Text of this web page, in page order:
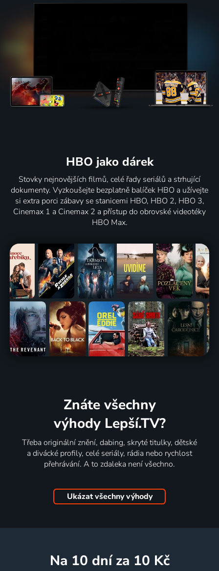
HBO jako dárek
Stovky nejnovějších filmů, celé řady seriálů a strhující
dokumenty. Vyzkoušejte bezplatně balíček HBO a užívejte
si extra porci zábavy se stanicemi HBO, HBO 2, HBO 3,
Cinemax 1 a Cinemax 2 a přístup do obrovské videotéky
HBO Max.
Znáte všechny
výhody Lepší.TV?
Třeba originální znění, dabing, skryté titulky, dětské
a divácké profily, celé seriály, rádia nebo rychlost
přehrávání. A to zdaleka není všechno.
Ukázat všechny výhody
na 10 dní za 10 Kč